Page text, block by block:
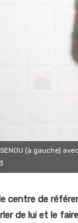
(à gauche)
centre de
de lui et le